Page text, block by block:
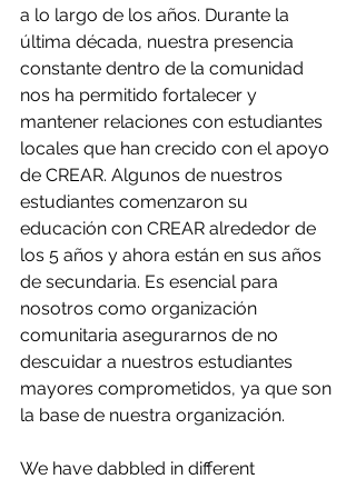
a lo largo de los años. Durante la
última década, nuestra presencia
constante dentro de la comunidad
nos ha permitido fortalecer y
mantener relaciones con estudiantes
locales que han crecido con el apoyo
de CREAR. Algunos de nuestros
estudiantes comenzaron su
educación con CREAR alrededor de
los 5 años y ahora están en sus años
de secundaria. Es esencial para
nosotros como organización
comunitaria asegurarnos de no
descuidar a nuestros estudiantes
mayores comprometidos, ya que son
la base de nuestra organización.
We have dabbled in different